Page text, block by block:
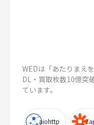
WEDは「あたりまえ
DL・買取枚数10億突
ています。
aiohttp